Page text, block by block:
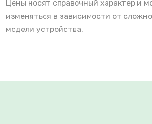
Цены носят справочный характер и
изменяться в зависимости от
модели устройства.